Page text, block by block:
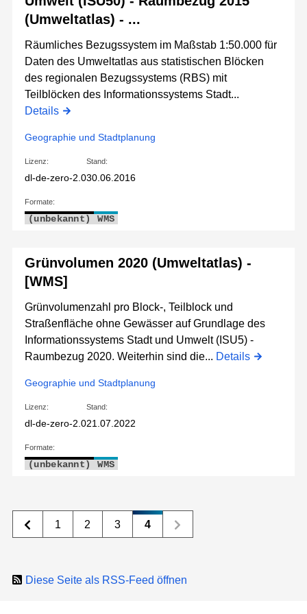
(Umweltatlas) - ...
Räumliches Bezugssystem im Maßstab 1:50.000 für
Daten des Umweltatlas aus statistischen Blöcken
des regionalen Bezugssystems (RBS) mit
Teilblöcken des Informationssystems Stadt...
Details
Geographie und Stadtplanung
Lizenz:
dl-de-zero-2.0
Stand:
30.06.2016
Formate:
(unbekannt) WMS
Grünvolumen 2020 (Umweltatlas) -
[WMS]
Grünvolumenzahl pro Block-, Teilblock und
Straßenfläche ohne Gewässer auf Grundlage des
Informationssystems Stadt und Umwelt (ISU5) -
Raumbezug 2020. Weiterhin sind die... Details
Geographie und Stadtplanung
Lizenz:
dl-de-zero-2.0
Stand:
21.07.2022
Formate:
(unbekannt) WMS
1 2 3 4
Diese Seite als RSS-Feed öffnen